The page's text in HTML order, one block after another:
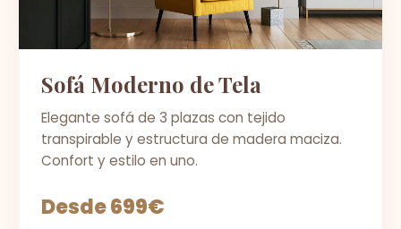
Sofá Moderno de Tela
Elegante sofá de 3 plazas con tejido
transpirable y estructura de madera maciza.
Confort y estilo en uno.
Desde 699€